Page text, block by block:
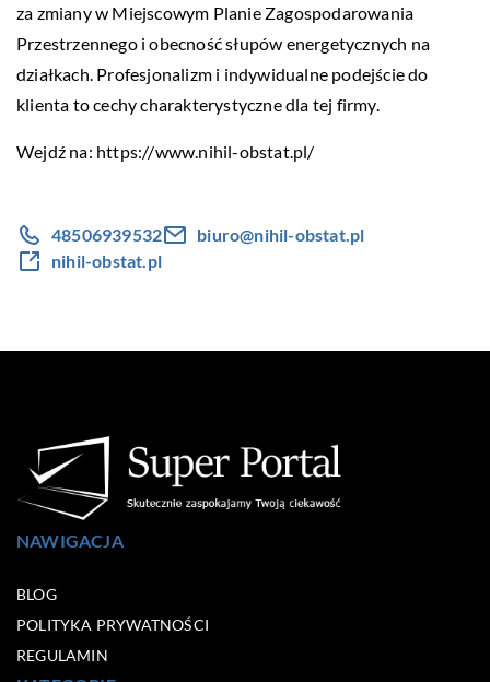
za zmiany w Miejscowym Planie Zagospodarowania
Przestrzennego i obecność słupów energetycznych na
działkach. Profesjonalizm i indywidualne podejście do
klienta to cechy charakterystyczne dla tej firmy.
Wejdź na: https://www.nihil-obstat.pl/
48506939532
biuro@nihil-obstat.pl
nihil-obstat.pl
NAWIGACJA
BLOG
POLITYKA PRYWATNOŚCI
REGULAMIN